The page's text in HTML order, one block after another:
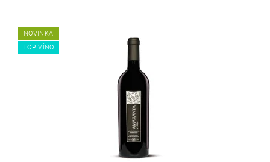
NOVINKA
TOP VÍNO